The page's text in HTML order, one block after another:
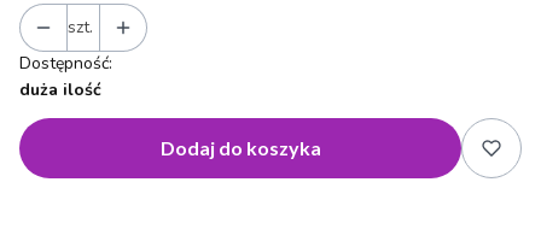
szt.
Dostępność:
duża ilość
Dodaj do koszyka